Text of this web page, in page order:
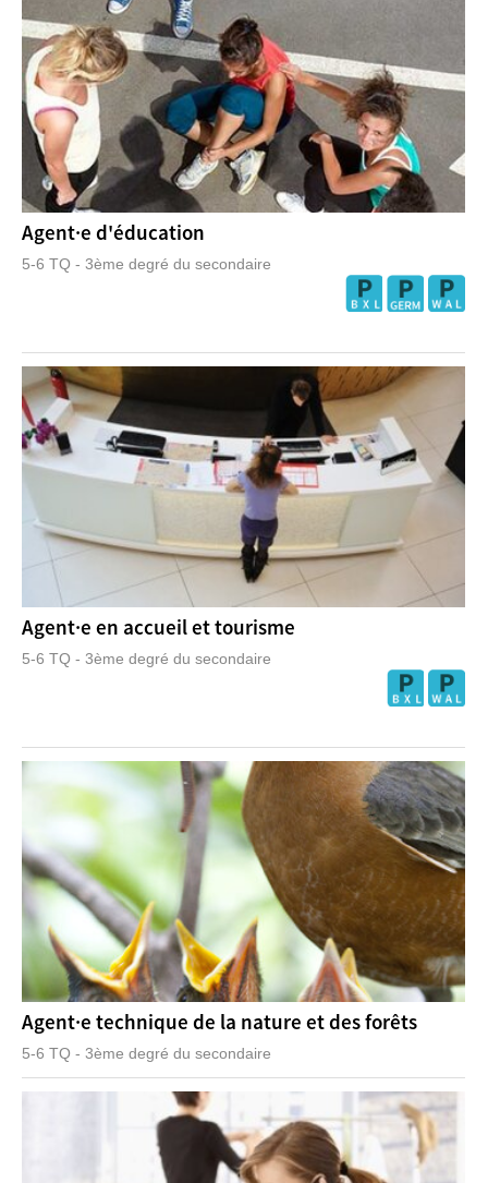
Agent·e d'éducation
5-6 TQ - 3ème degré du secondaire
Agent·e en accueil et tourisme
5-6 TQ - 3ème degré du secondaire
Agent·e technique de la nature et des forêts
5-6 TQ - 3ème degré du secondaire